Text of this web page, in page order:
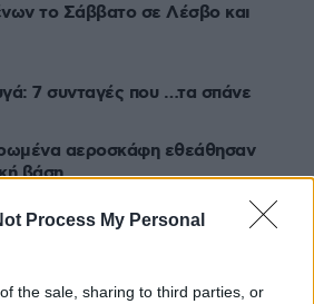
Process My Personal
the sale, sharing to third parties, or
το Σάββατο σε Λέσβο και
7 συνταγές που …τα σπάνε
αεροσκάφη εθεάθησαν
βάση